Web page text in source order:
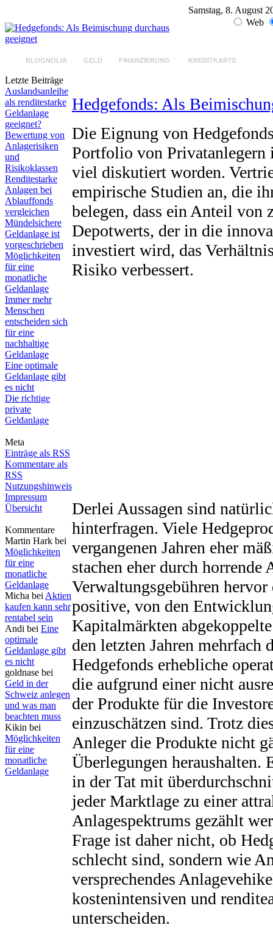
Samstag, 8. August
Web
BLOGNOLIA GELD FINANZIERUNG KREDITKARTE
Letzte Beiträge
Auslandsanleihe
als renditestarke
Geldanlage
geeignet?
Bewertung von
Anlagerisiken
und
Risikoklassen
Renditestarke
Anlagen bei
Ablauffonds
vergleichen
Mündelsichere
Geldanlage ist
vorgeschrieben
Möglichkeiten
für eine
monatliche
Geldanlage
Immer mehr
Menschen
entscheiden sich
für eine
nachhaltige
Geldanlage
Eine optimale
Geldanlage gibt
es nicht
Die richtige
private
Geldanlage
Meta
Einträge als RSS
Kommentare als
RSS
Nutzungshinweis
Impressum
Übersicht
Kommentare
Martin Hark bei
Möglichkeiten
für eine
monatliche
Geldanlage
Micha bei Aktien
kaufen kann sehr
rentabel sein
Andi bei Eine
optimale
Geldanlage gibt
es nicht
goldnase bei
Geld in der
Schweiz anlegen
und was man
beachten muss
Kikin bei
Möglichkeiten
für eine
monatliche
Geldanlage
Hedgefonds: Als
Die Eignung von
Portfolio von Privatanlegern
viel diskutiert worden.
empirische Studien an, die
belegen, dass ein Anteil von
Depotwerts, der in die
investiert wird, das
Risiko verbessert.
Derlei Aussagen sind
hinterfragen. Viele
vergangenen Jahren eher
stachen eher durch horrende
Verwaltungsgebühren
positive, von den
Kapitalmärkten
den letzten Jahren mehrfach
Hedgefonds erhebliche
die aufgrund einer nicht
der Produkte für die
einzuschätzen sind. Trotz
Anleger die Produkte nicht
Überlegungen heraushalten.
in der Tat mit
jeder Marktlage zu einer
Anlagespektrums gezählt
Frage ist daher nicht, ob
schlecht sind, sondern wie
versprechendes
kostenintensiven und
unterscheiden.